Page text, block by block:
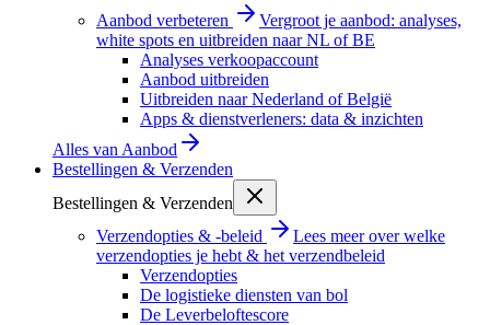
Aanbod verbeteren
Vergroot je aanbod: analyses,
white spots en uitbreiden naar NL of BE
Analyses verkoopaccount
Aanbod uitbreiden
Uitbreiden naar Nederland of België
Apps & dienstverleners: data & inzichten
Alles van Aanbod
Bestellingen & Verzenden
Bestellingen & Verzenden
Verzendopties & -beleid
Lees meer over welke
verzendopties je hebt & het verzendbeleid
Verzendopties
De logistieke diensten van bol
De Leverbeloftescore